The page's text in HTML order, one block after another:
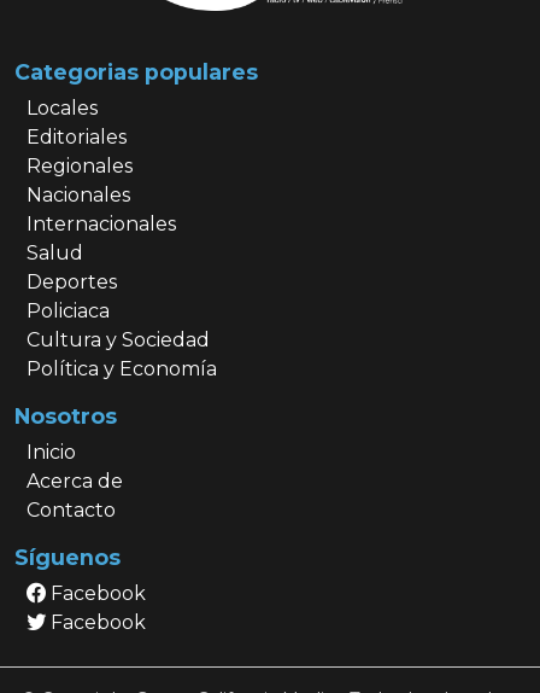
Categorias populares
Locales
Editoriales
Regionales
Nacionales
Internacionales
Salud
Deportes
Policiaca
Cultura y Sociedad
Política y Economía
Nosotros
Inicio
Acerca de
Contacto
Síguenos
Facebook
Facebook